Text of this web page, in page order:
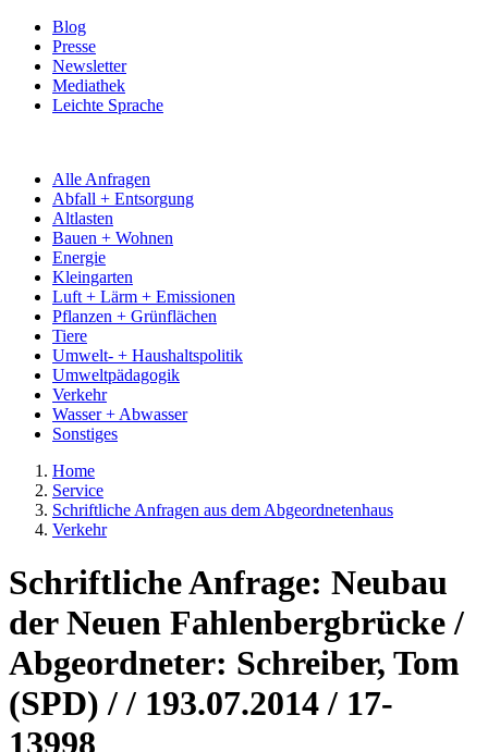
Blog
Presse
Newsletter
Mediathek
Leichte Sprache
Alle Anfragen
Abfall + Entsorgung
Altlasten
Bauen + Wohnen
Energie
Kleingarten
Luft + Lärm + Emissionen
Pflanzen + Grünflächen
Tiere
Umwelt- + Haushaltspolitik
Umweltpädagogik
Verkehr
Wasser + Abwasser
Sonstiges
Home
Service
Schriftliche Anfragen aus dem Abgeordnetenhaus
Verkehr
Schriftliche Anfrage: Neubau
der Neuen Fahlenbergbrücke /
Abgeordneter: Schreiber, Tom
(SPD) / / 193.07.2014 / 17-
13998